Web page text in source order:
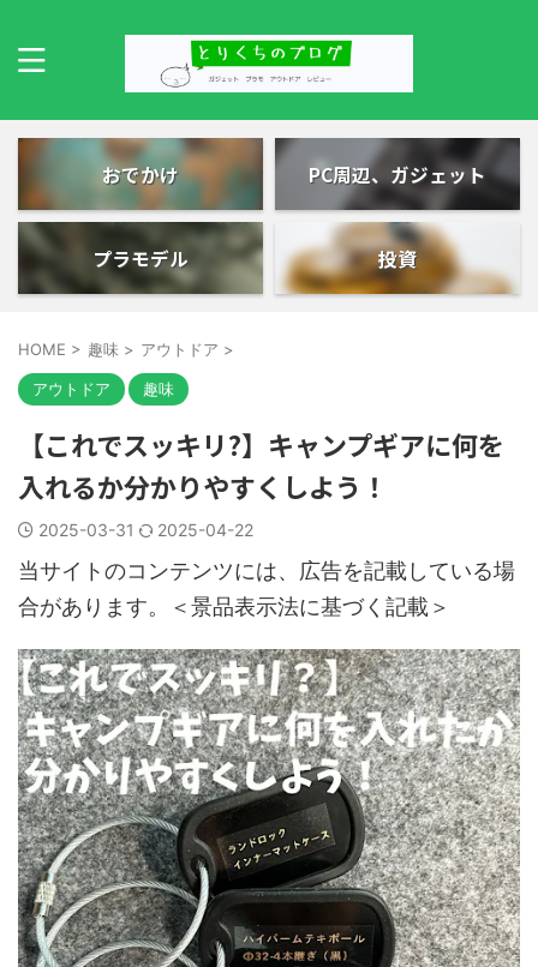
おでかけ PC周辺、ガジェット
プラモデル 投資
HOME > 趣味 > アウトドア >
アウトドア 趣味
【これでスッキリ?】キャンプギアに何を
入れるか分かりやすくしよう！
2025-03-31 2025-04-22
当サイトのコンテンツには、広告を記載している場
合があります。＜景品表示法に基づく記載＞